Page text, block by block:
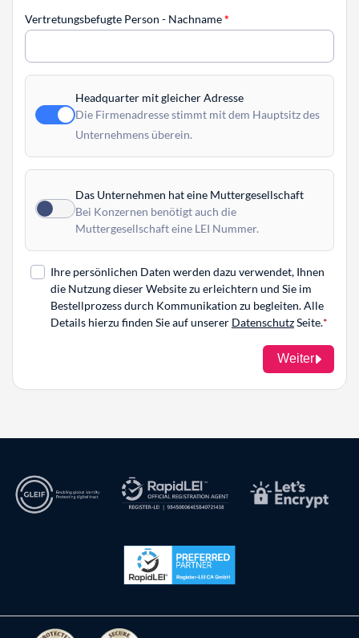
Vertretungsbefugte Person - Nachname*
Headquarter mit gleicher Adresse
Die Firmenadresse stimmt mit dem Hauptsitz des
Unternehmens überein.
Das Unternehmen hat eine Muttergesellschaft
Bei Konzernen benötigt auch die
Muttergesellschaft eine LEI Nummer.
Ihre persönlichen Daten werden dazu verwendet, Ihnen
die Nutzung dieser Website zu erleichtern und Sie im
Bestellprozess durch Kommunikation zu begleiten. Alle
Details hierzu finden Sie auf unserer DatenschutzSeite.
Weiter